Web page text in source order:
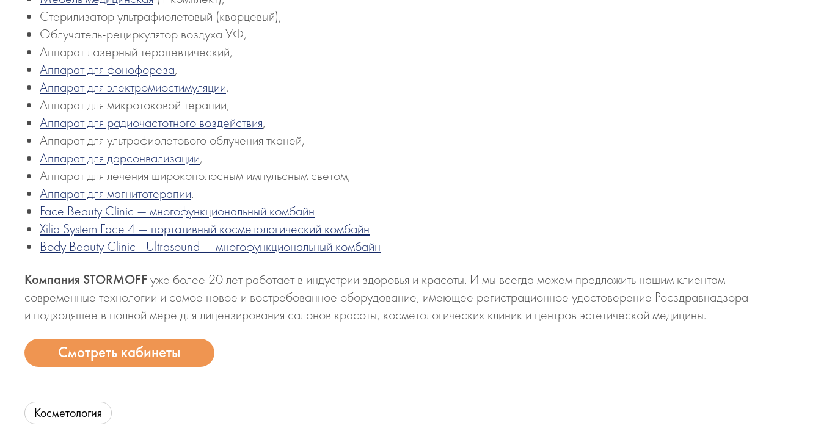
Стерилизатор ультрафиолетовый (кварцевый),
Облучатель-рециркулятор воздуха УФ,
Аппарат лазерный терапевтический,
Аппарат для фонофореза,
Аппарат для электромиостимуляции,
Аппарат для микротоковой терапии,
Аппарат для радиочастотного воздействия,
Аппарат для ультрафиолетового облучения тканей,
Аппарат для дарсонвализации,
Аппарат для лечения широкополосным импульсным светом,
Аппарат для магнитотерапии.
Face Beauty Clinic — многофункциональный комбайн
Xilia System Face 4 — портативный косметологический комбайн
Body Beauty Clinic - Ultrasound — многофункциональный комбайн
Компания STORMOFF уже более 20 лет работает в индустрии здоровья и красоты. И мы всегда можем предложить нашим клиентам
современные технологии и самое новое и востребованное оборудование, имеющее регистрационное удостоверение Росздравнадзора
и подходящее в полной мере для лицензирования салонов красоты, косметологических клиник и центров эстетической медицины.
Смотреть кабинеты
Косметология